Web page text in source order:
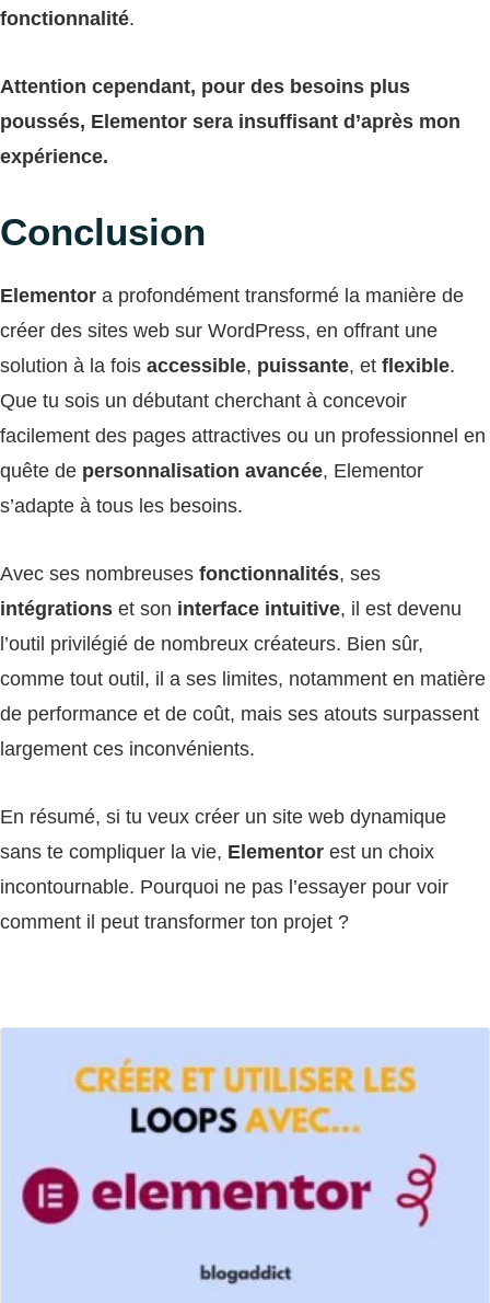
fonctionnalité.
Attention cependant, pour des besoins plus
poussés, Elementor sera insuffisant d’après mon
expérience.
Conclusion
Elementor a profondément transformé la manière de
créer des sites web sur WordPress, en offrant une
solution à la fois accessible, puissante, et flexible.
Que tu sois un débutant cherchant à concevoir
facilement des pages attractives ou un professionnel en
quête de personnalisation avancée, Elementor
s’adapte à tous les besoins.
Avec ses nombreuses fonctionnalités, ses
intégrations et son interface intuitive, il est devenu
l’outil privilégié de nombreux créateurs. Bien sûr,
comme tout outil, il a ses limites, notamment en matière
de performance et de coût, mais ses atouts surpassent
largement ces inconvénients.
En résumé, si tu veux créer un site web dynamique
sans te compliquer la vie, Elementor est un choix
incontournable. Pourquoi ne pas l’essayer pour voir
comment il peut transformer ton projet ?